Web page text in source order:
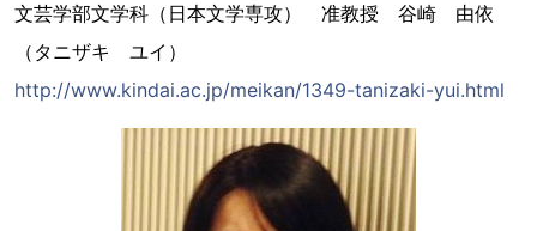
文芸学部文学科（日本文学専攻） 准教授 谷崎 由依
（タニザキ ユイ）
http://www.kindai.ac.jp/meikan/1349-tanizaki-yui.html